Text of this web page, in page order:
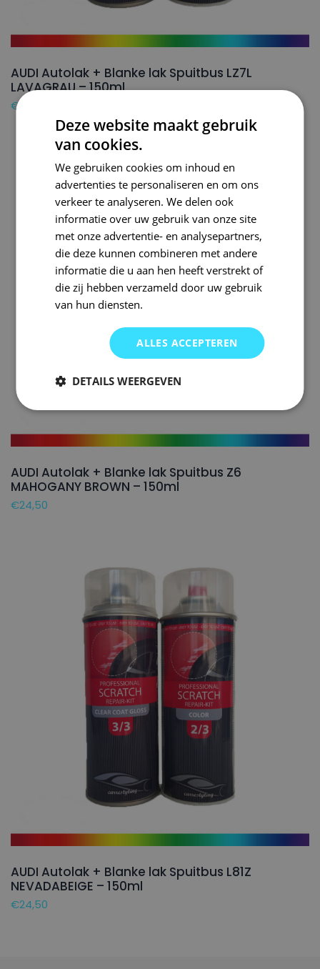
AUDI Autolak + Blanke lak Spuitbus LZ7L
LAVAGRAU – 150ml
€
AUDI Autolak + Blanke lak Spuitbus Z6
MAHOGANY BROWN – 150ml
€24,50
AUDI Autolak + Blanke lak Spuitbus L81Z
NEVADABEIGE – 150ml
€24,50
Deze website maakt gebruik
van cookies.
We gebruiken cookies om inhoud en
advertenties te personaliseren en om ons
verkeer te analyseren. We delen ook
informatie over uw gebruik van onze site
met onze advertentie- en analysepartners,
die deze kunnen combineren met andere
informatie die u aan hen heeft verstrekt of
die zij hebben verzameld door uw gebruik
van hun diensten.
ALLES ACCEPTEREN
DETAILS WEERGEVEN